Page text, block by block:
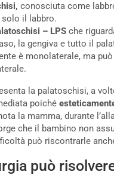
conosciuta come
il labbro.
– LPS che
la gengiva e tutto il
è monolaterale, ma
la palatoschisi, a
poiché
la mamma, durante
che il bambino non
può riscontrarle
può